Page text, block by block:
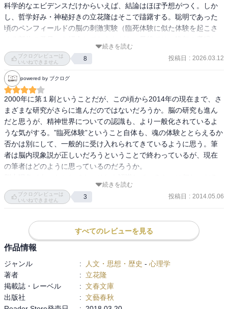
科学的なエビデンスだけからいえば、結論はほぼ予想がつく。しか
し、哲学好み・神秘好きの立花隆はそこで躊躇する。聡明であった
頃のペンフィールドの脳の刺激実験（臨死体験に似た体験を起こさ
たペンフィールドの脳≠心の考え方を採用する。一元論から二元論へ
の乗り換え。なにごとも、ミスティカルなものを残しておいたほう
がよいという作戦なのか。
続きを読む
ブクログレビューは
いいねできません
8 投稿日 : 2026.03.12
powered by ブクログ
2000年に第１刷ということだが、この頃から2014年の現在まで、さ
まざまな研究がさらに進んだのではないだろうか。脳の研究も進ん
だと思うが、精神世界についての認識も、より一般化されているよ
うな気がする。”臨死体験”ということ自体も、魂の体験ととらえるか
否かは別にして、一般的に受け入れられてきているように思う。筆
者は脳内現象説が正しいだろうということで終わっているが、現在
の筆者はどのように思っているのだろうか。
うか、と考えると、やはり”自分”を形成する肉体以外の存在、”魂”の
ようなものがあるように思う。
球の歴史も見てみたい。
続きを読む
ブクログレビューは
いいねできません
3 投稿日 : 2014.05.06
すべてのレビューを見る
作品情報
ジャンル : 人文・思想・歴史 - 心理学
著者
:
立花隆
掲載誌・レーベル
: 文春文庫
出版社
: 文藝春秋